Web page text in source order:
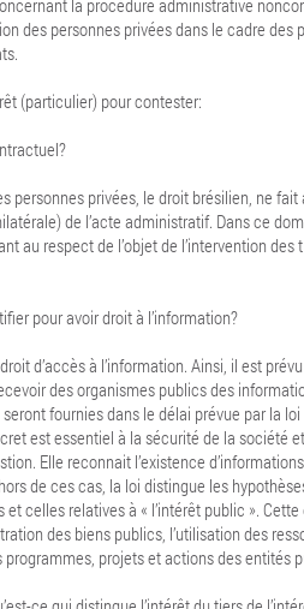
la procédure administrative
des personnes privées dans le cadre des
(particulier) pour contester:
personnes privées, le droit brésilien, ne
de l’acte administratif. Dans ce
au respect de l’objet de l’intervention des
pour avoir droit à l’information?
d’accès à l’information. Ainsi, il est
des organismes publics des
fournies dans le délai prévue par la
est essentiel à la sécurité de la société et
Elle reconnait l’existence
de ces cas, la loi distingue les
celles relatives à « l’intérêt public ».
des biens publics, l’utilisation des
projets et actions des entités